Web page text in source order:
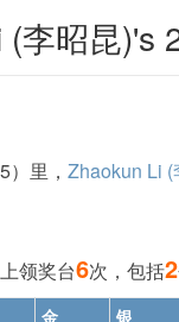
李昭昆)'s
里， Zhaokun Li (
领奖台6次，包括2
金 银